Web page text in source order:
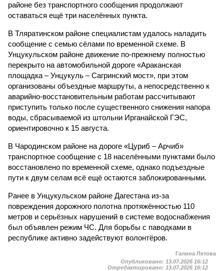
районе без транспортного сообщения продолжают
оставаться ещё три населённых пункта.
В Тляратинском районе специалистам удалось наладить
сообщение с семью сёлами по временной схеме. В
Унцукульском районе движение по-прежнему полностью
перекрыто на автомобильной дороге «Араканская
площадка – Унцукуль – Сагринский мост», при этом
организованы объездные маршруты, а непосредственно к
аварийно-восстановительным работам рассчитывают
приступить только после существенного снижения напора
воды, сбрасываемой из штольни Ирганайской ГЭС,
ориентировочно к 15 августа.
В Чародинском районе на дороге «Цуриб – Арчиб»
транспортное сообщение с 18 населёнными пунктами было
восстановлено по временной схеме, однако подъездные
пути к двум селам всё ещё остаются заблокированными.
Ранее в Унцукульском районе Дагестана из-за
повреждения дорожного полотна протяжённостью 110
метров и серьёзных нарушений в системе водоснабжения
был объявлен режим ЧС. Для борьбы с паводками в
республике активно задействуют волонтёров.
Галина Летова
Опубликовано: 13.07.2026 16:12
Отредактировано: 13.07.2026 16:12